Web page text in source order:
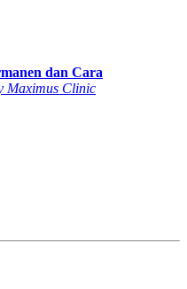
dan Cara
Maximus Clinic